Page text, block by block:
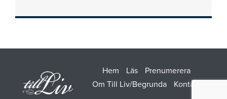
Hem Läs
Prenumerera
Om Till Liv/Begrunda
Kontakt